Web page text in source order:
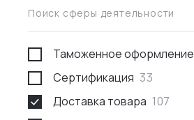
Поиск сферы деятельности
Таможенное оформление
Сертификация 33
Доставка товара 107